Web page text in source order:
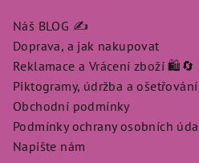
Náš BLOG ✍️
Doprava, a jak nakupovat
Reklamace a Vrácení zboží 🛍️🔄
Piktogramy, údržba a
Obchodní podmínky
Podmínky ochrany osobních
Napište nám